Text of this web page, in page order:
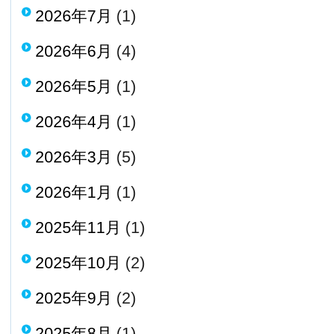
2026年7月 (1)
2026年6月 (4)
2026年5月 (1)
2026年4月 (1)
2026年3月 (5)
2026年1月 (1)
2025年11月 (1)
2025年10月 (2)
2025年9月 (2)